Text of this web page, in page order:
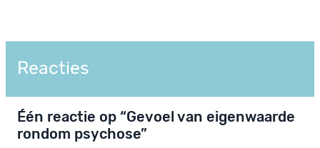
Reacties
Één reactie op “Gevoel van eigenwaarde
rondom psychose”